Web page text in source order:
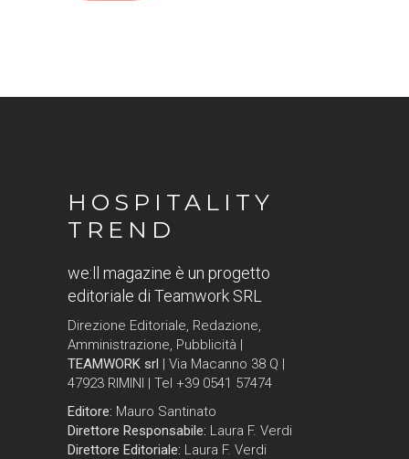
HOSPITALITY
TREND
we:ll magazine è un progetto
editoriale di Teamwork SRL
Direzione Editoriale, Redazione,
Amministrazione, Pubblicità |
TEAMWORK srl | Via Macanno 38 Q |
47923 RIMINI | Tel +39 0541 57474
Editore: Mauro Santinato
Direttore Responsabile: Laura F. Verdi
Direttore Editoriale: Laura F. Verdi